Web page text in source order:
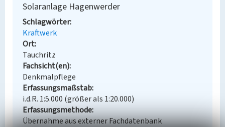
Solaranlage Hagenwerder
Schlagwörter
Kraftwerk
Ort
Tauchritz
Fachsicht(en)
Denkmalpflege
Erfassungsmaßstab
i.d.R. 1:5.000 (größer als 1:20.000)
Erfassungsmethode
Übernahme aus externer Fachdatenbank